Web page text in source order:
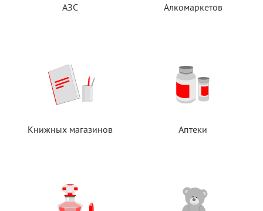
АЗС Алкомаркетов
Книжных магазинов Аптеки